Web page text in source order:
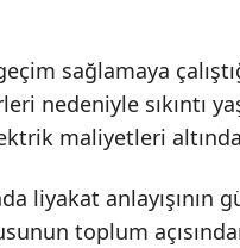
sağlamaya
nedeniyle sıkıntı
maliyetleri
liyakat
toplum